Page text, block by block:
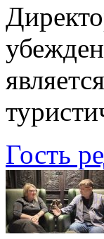
Гость